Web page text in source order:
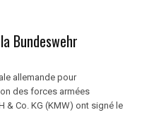
Bundeswehr
allemande pour
des forces armées
& Co. KG (KMW) ont signé le